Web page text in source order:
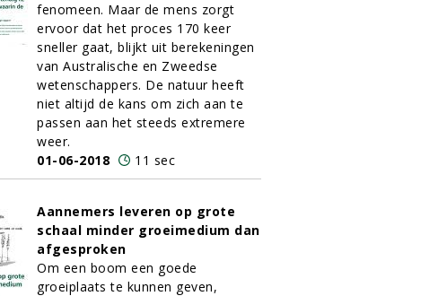
fenomeen. Maar de mens zorgt
ervoor dat het proces 170 keer
sneller gaat, blijkt uit berekeningen
van Australische en Zweedse
wetenschappers. De natuur heeft
niet altijd de kans om zich aan te
passen aan het steeds extremere
weer.
01-06-2018
11 sec
Aannemers leveren op grote
schaal minder groeimedium dan
afgesproken
Om een boom een goede
groeiplaats te kunnen geven,